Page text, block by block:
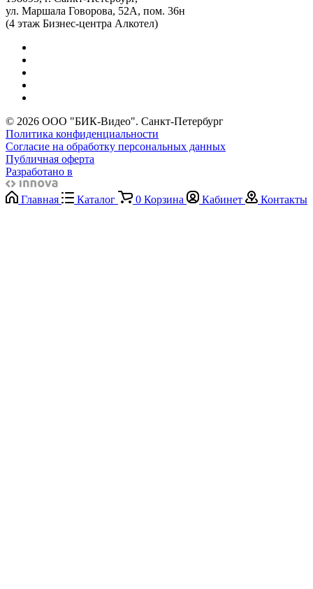
ул. Маршала Говорова, 52А, пом. 36н
(4 этаж Бизнес-центра Алкотел)
© 2026 ООО "БИК-Видео". Санкт-Петербург
Политика конфиденциальности
Согласие на обработку персональных данных
Публичная оферта
Разработано в
Главная Каталог 0 Корзина Кабинет Контакты